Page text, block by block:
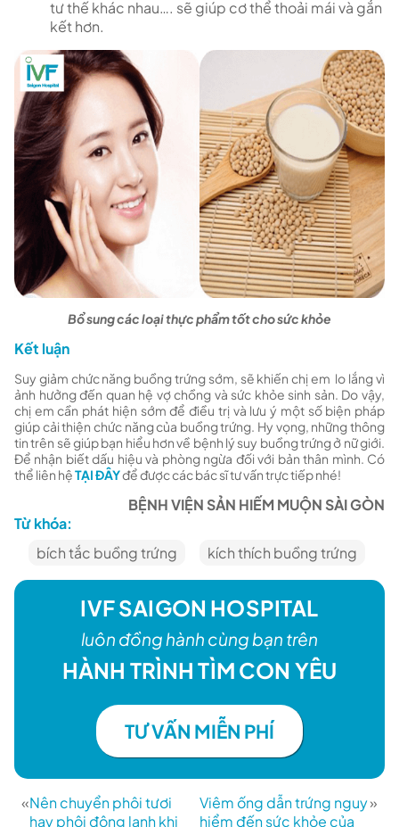
tư thế khác nhau…. sẽ giúp cơ thể thoải mái và gắn
kết hơn.
Bổ sung các loại thực phẩm tốt cho sức khỏe
Kết luận
Suy giảm chức năng buồng trứng sớm, sẽ khiến chị em lo lắng vì
ảnh hưởng đến quan hệ vợ chồng và sức khỏe sinh sản. Do vậy,
chị em cần phát hiện sớm để điều trị và lưu ý một số biện pháp
giúp cải thiện chức năng của buồng trứng. Hy vọng, những thông
tin trên sẽ giúp bạn hiểu hơn về bệnh lý suy buồng trứng ở nữ giới.
Để nhận biết dấu hiệu và phòng ngừa đối với bản thân mình. Có
thể liên hệTẠI ĐÂYđể được các bác sĩ tư vấn trực tiếp nhé!
BỆNH VIỆN SẢN HIẾM MUỘN SÀI GÒN
Từ khóa:
bích tắc buồng trứng
kích thích buồng trứng
IVF SAIGON HOSPITAL
luôn đồng hành cùng bạn trên
HÀNH TRÌNH TÌM CON YÊU
TƯ VẤN MIỄN PHÍ
«Nên chuyển phôi tươi
hay phôi đông lạnh khi
Viêm ống dẫn trứng nguy
hiểm đến sức khỏe của
»